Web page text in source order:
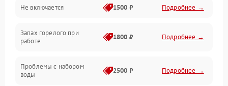
Не включается 1500 ₽ Подробнее →
Запах горелого при
работе
1800 ₽ Подробнее →
Проблемы с набором
воды
2500 ₽ Подробнее →